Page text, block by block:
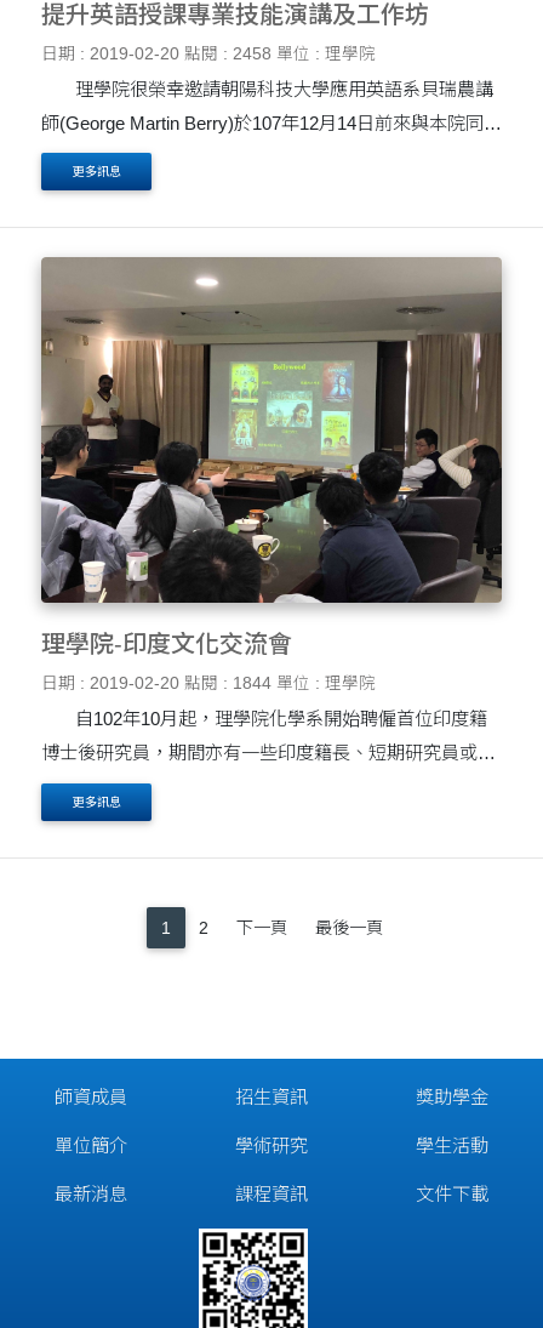
提升英語授課專業技能演講及工作坊
日期 : 2019-02-20 點閱 : 2458 單位 : 理學院
理學院很榮幸邀請朝陽科技大學應用英語系貝瑞農講
師(George Martin Berry)於107年12月14日前來與本院同仁
分享自身外語教學之經驗。該日我方出席代表包含化學系
Kiran B. Manjappa研究助理教授、生科系李錦....
更多訊息
理學院-印度文化交流會
日期 : 2019-02-20 點閱 : 1844 單位 : 理學院
自102年10月起，理學院化學系開始聘僱首位印度籍
博士後研究員，期間亦有一些印度籍長、短期研究員或交
換生的到來及離去，目前院內印度籍人員數仍提升至9
名，成員為2名印度籍博士及7名印度籍博....
更多訊息
1 2 下一頁 最後一頁
師資成員
單位簡介
最新消息
招生資訊
學術研究
課程資訊
獎助學金
學生活動
文件下載